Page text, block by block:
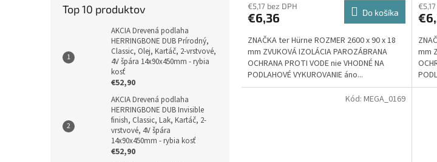
Top 10 produktov
AKCIA Drevená podlaha
HERRINGBONE DUB Prírodný,
Classic, Olej, Kartáč, 2-vrstvové,
4V špára 14x90x450mm - rybia
kosť
€52,90
AKCIA Drevená podlaha
HERRINGBONE DUB Invisible
finish, Classic, Lak, Kartáč, 2-
vrstvové, 4V špára
14x90x450mm - rybia kosť
€52,90
€5,17 bez DPH
€6,36 Do košíka
ZNAČKA ter Hürne ROZMER 2600 x 90 x 18
mm ZVUKOVÁ IZOLÁCIA PAROZÁBRANA
OCHRANA PROTI VODE nie VHODNÉ NA
PODLAHOVÉ VYKUROVANIE áno...
mm
Kód: MEGA_0169